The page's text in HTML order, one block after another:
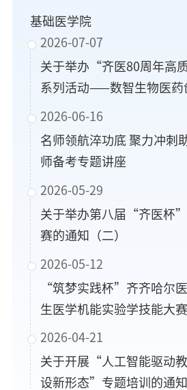
基础医学院
2026-07-07
关于举办“齐医80周年高
系列活动——数智生物医药
黑龙江省药食同源资源与
2026-06-16
名师领航淬功底 聚力冲刺
师备考专题讲座
2026-05-29
关于举办第八届“齐医杯
赛的通知（二）
2026-05-12
“筑梦实践杯”齐齐哈尔
生医学机能实验学技能大
2026-04-21
关于开展“人工智能驱动
设新形态”专题培训的通知